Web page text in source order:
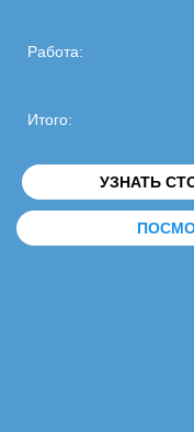
Работа:
Итого:
УЗНАТЬ